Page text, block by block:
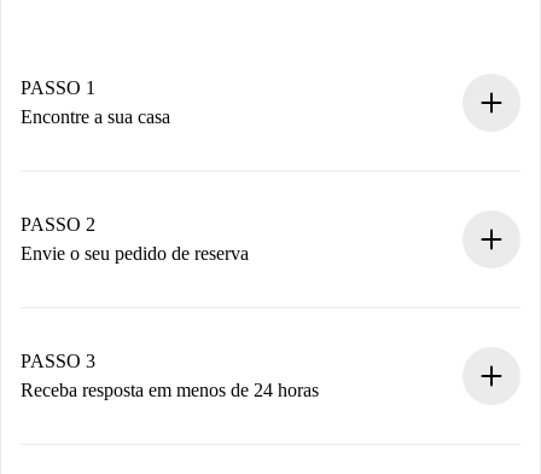
PASSO 1
Encontre a sua casa
Você tem todas as informações necessárias
antecipadamente.
PASSO 2
Envie o seu pedido de reserva
Não cobramos nada até que o proprietário confirme.
PASSO 3
Receba resposta em menos de 24 horas